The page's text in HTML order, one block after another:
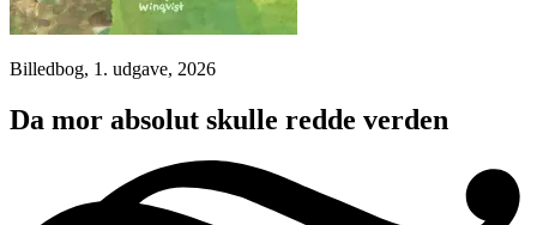
Billedbog, 1. udgave, 2026
Da mor absolut skulle redde verden